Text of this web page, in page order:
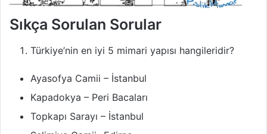
Sıkça Sorulan Sorular
Türkiye’nin en iyi 5 mimari yapısı hangileridir?
Ayasofya Camii – İstanbul
Kapadokya – Peri Bacaları
Topkapı Sarayı – İstanbul